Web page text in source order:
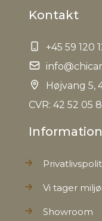
Kontakt
+45 59 120
Højvang 5,
CVR: 42 52 05
Information
Vi tager
Showroom